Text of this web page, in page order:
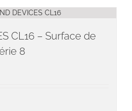
CL16 – Surface de
8